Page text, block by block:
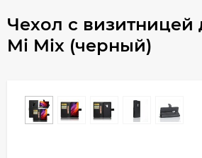
Чехол с визитницей
Mi Mix (черный)